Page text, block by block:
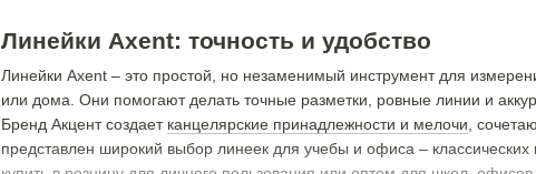
Линейки Axent: точность и удобство
Линейки Axent – ​​это простой, но незаменимый инструмент для
или дома. Они помогают делать точные разметки, ровные линии и
Бренд Акцент создает канцелярские принадлежности и мелочи ,
представлен широкий выбор линеек для учебы и офиса –